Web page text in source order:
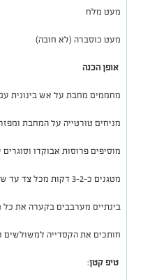
מעט מלח
מעט כוסברה (לא חובה)
אופן הכנה
מחממים מחבת על אש בינונית
מניחים טורטייה על המחבת
מוסיפים פרוסות אבוקדו
מטגנים כ-2–3 דקות מכל צד עד שהטורטייה זהובה והגבינה נמסה.
בינתיים מערבבים בקערה את כל
חותכים את הקסדייה למשולשים
טיפ קטן: